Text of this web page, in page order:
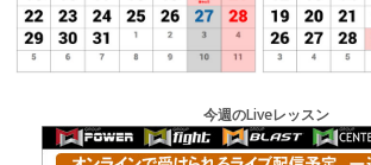
今週のLiveレッスン